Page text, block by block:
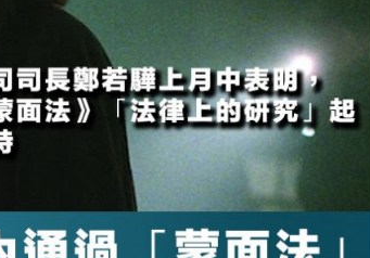
場落地
京半島
晶片
消費客群
強